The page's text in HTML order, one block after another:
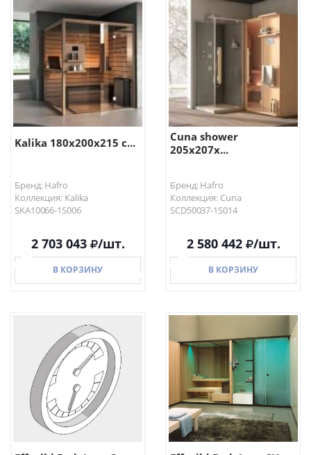
В КОРЗИНУ В КОРЗИНУ
Kalika 180x200x215 с...
Бренд: Hafro
Коллекция: Kalika
SKA10066-1S006
2 703 043 /шт.
В КОРЗИНУ
В КОРЗИНУ
Cuna shower
205x207x...
Бренд: Hafro
Коллекция: Cuna
SCD50037-1S014
2 580 442 /шт.
В КОРЗИНУ
В КОРЗИНУ